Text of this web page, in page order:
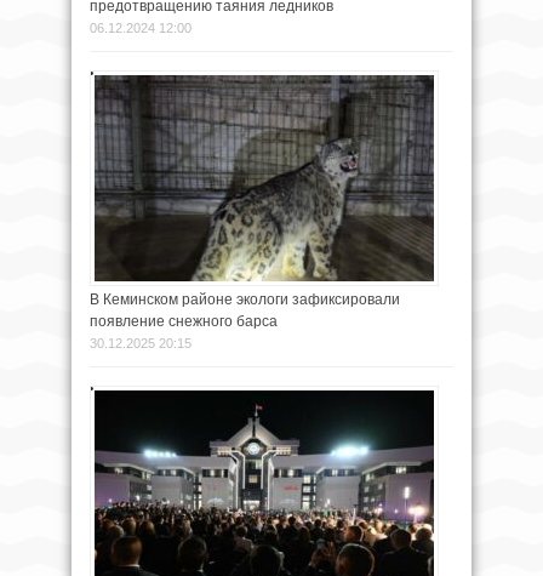
предотвращению таяния ледников
06.12.2024 12:00
В Кеминском районе экологи зафиксировали
появление снежного барса
30.12.2025 20:15